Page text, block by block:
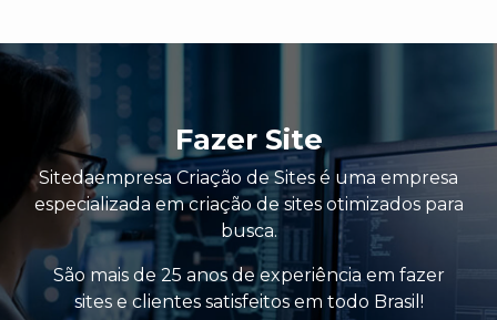
Fazer Site
Sitedaempresa Criação de Sites é uma empresa
especializada em criação de sites otimizados para
busca.
São mais de 25 anos de experiência em fazer
sites e clientes satisfeitos em todo Brasil!